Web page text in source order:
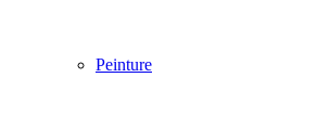
Peinture